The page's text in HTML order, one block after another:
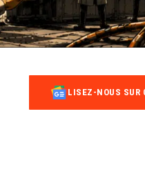
LISEZ-NOUS SUR